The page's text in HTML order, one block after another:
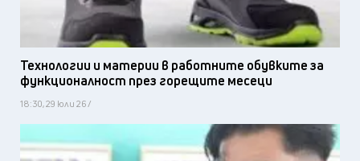
Технологии и материи в работните обувките за
функционалност през горещите месеци
18:30, 29 юли 26 /